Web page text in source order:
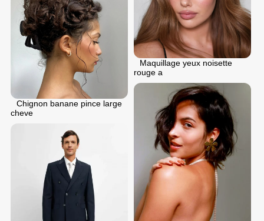
Maquillage yeux noisette
rouge a
Chignon banane pince large
cheve